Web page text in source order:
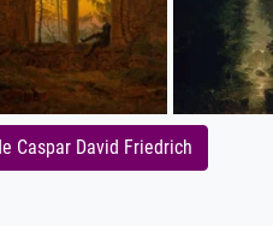
Caspar David Friedrich